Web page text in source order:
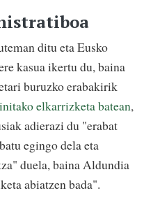
ditu eta Eusko
kasua ikertu du, baina
buruzko erabakirik
elkarrizketa batean,
adierazi du "erabat
egingo dela eta
duela, baina Aldundia
abiatzen bada".